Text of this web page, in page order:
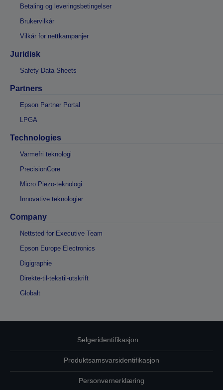
Betaling og leveringsbetingelser
Brukervilkår
Vilkår for nettkampanjer
Juridisk
Safety Data Sheets
Partners
Epson Partner Portal
LPGA
Technologies
Varmefri teknologi
PrecisionCore
Micro Piezo-teknologi
Innovative teknologier
Company
Nettsted for Executive Team
Epson Europe Electronics
Digigraphie
Direkte-til-tekstil-utskrift
Globalt
Selgeridentifikasjon
Produktsamsvarsidentifikasjon
Personvernerklæring